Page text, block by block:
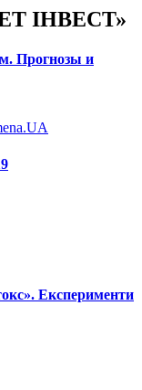
ІНВЕСТ»
Прогнозы и
Експерименти